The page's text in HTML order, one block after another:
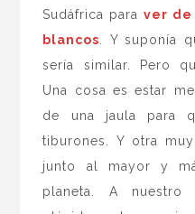
Sudáfrica paraver de
blancos . Y suponía
sería similar. Pero
Una cosa es estar
de una jaula para
tiburones. Y otra
junto al mayor y
planeta. A nuestro